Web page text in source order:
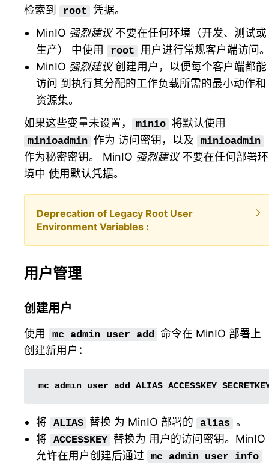
检索到
root 凭据。
MinIO 强烈建议不要在任何环境（开发、测试或
生产） 中使用
root
用户进行常规客户端访问
MinIO 强烈建议创建用户，以便每个客户端都能
访问 到执行其分配的工作负载所需的最小动作和
资源集。
如果这些变量未设置，
minio 将默认使用
minioadmin 作为 访问密钥，以及 minioadmin
作为秘密密钥。 MinIO 强烈建议不要在任何部署环
境中 使用默认凭据。
Deprecation of Legacy Root User
Environment Variables
用户管理
创建用户
使用 mc admin user add
命令在 MinIO 部署上
创建新用户：
mc admin user add ALIAS ACCESSKEY
将 ALIAS 替换 为 MinIO 部署的 alias 。
将
ACCESSKEY
替换为 用户的访问密钥。MinIO
允许在用户创建后通过
mc admin user info